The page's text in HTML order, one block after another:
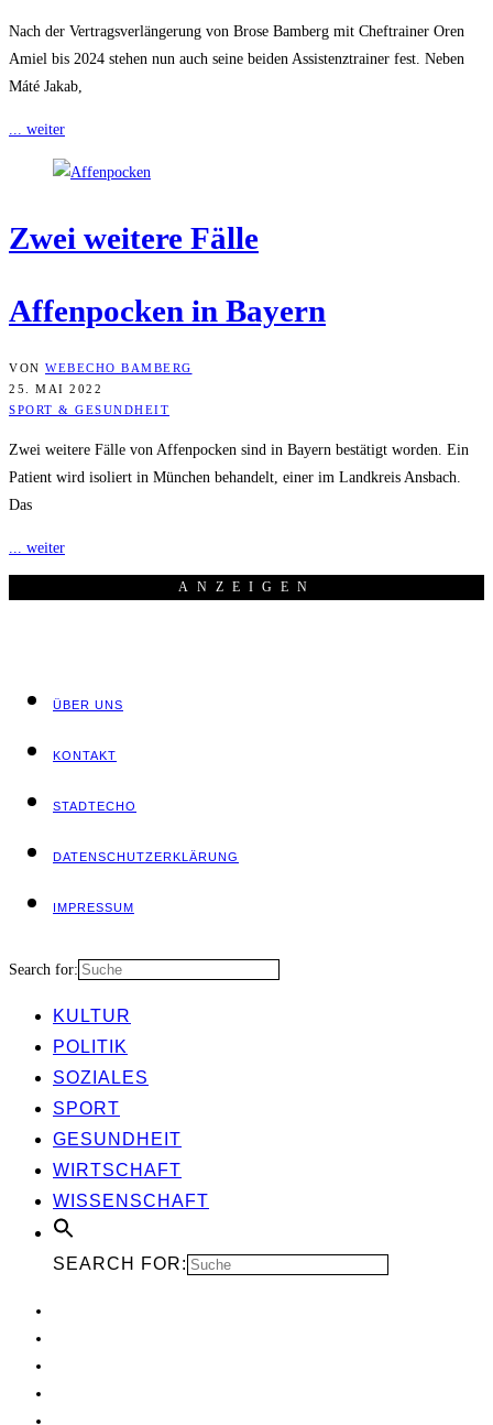
Nach der Vertragsverlängerung von Brose Bamberg mit Cheftrainer Oren
Amiel bis 2024 stehen nun auch seine beiden Assistenztrainer fest. Neben
Máté Jakab,
... weiter
Zwei wei­te­re Fälle
Affen­po­cken in Bayern
VON WEBECHO BAMBERG
25. MAI 2022
SPORT & GESUNDHEIT
Zwei weitere Fälle von Affenpocken sind in Bayern bestätigt worden. Ein
Patient wird isoliert in München behandelt, einer im Landkreis Ansbach.
Das
... weiter
ANZEI­GEN
ÜBER UNS
KON­TAKT
STADT­ECHO
DATEN­SCHUTZ­ER­KLÄ­RUNG
IMPRES­SUM
Search for:
KUL­TUR
POLI­TIK
SOZIA­LES
SPORT
GESUND­HEIT
WIRT­SCHAFT
WIS­SEN­SCHAFT
SEARCH FOR: